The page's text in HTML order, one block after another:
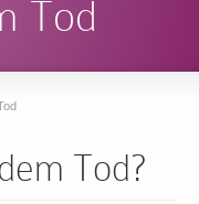
Tod
Tod?